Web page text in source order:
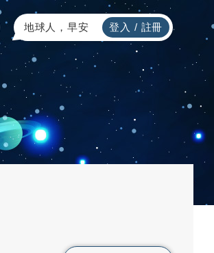
地球人，早安 登入 / 註冊